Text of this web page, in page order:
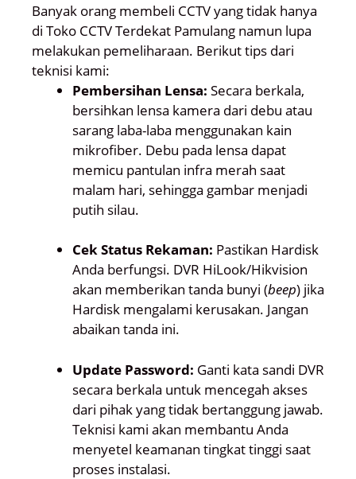
Banyak orang membeli CCTV yang tidak hanya
di Toko CCTV Terdekat Pamulang namun lupa
melakukan pemeliharaan. Berikut tips dari
teknisi kami:
Pembersihan Lensa: Secara berkala,
bersihkan lensa kamera dari debu atau
sarang laba-laba menggunakan kain
mikrofiber. Debu pada lensa dapat
memicu pantulan infra merah saat
malam hari, sehingga gambar menjadi
putih silau.
Cek Status Rekaman: Pastikan Hardisk
Anda berfungsi. DVR HiLook/Hikvision
akan memberikan tanda bunyi (beep) jika
Hardisk mengalami kerusakan. Jangan
abaikan tanda ini.
Update Password: Ganti kata sandi DVR
secara berkala untuk mencegah akses
dari pihak yang tidak bertanggung jawab.
Teknisi kami akan membantu Anda
menyetel keamanan tingkat tinggi saat
proses instalasi.